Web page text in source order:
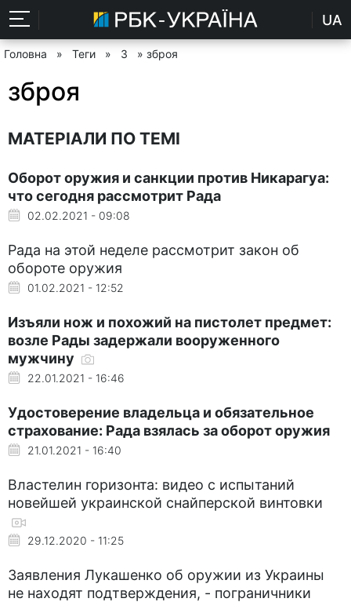
UA
Головна » Теги » З » зброя
зброя
МАТЕРІАЛИ ПО ТЕМІ
Оборот оружия и санкции против Никарагуа:
что сегодня рассмотрит Рада
02.02.2021 - 09:08
Рада на этой неделе рассмотрит закон об
обороте оружия
01.02.2021 - 12:52
Изъяли нож и похожий на пистолет предмет:
возле Рады задержали вооруженного
мужчину
22.01.2021 - 16:46
Удостоверение владельца и обязательное
страхование: Рада взялась за оборот оружия
21.01.2021 - 16:40
Властелин горизонта: видео с испытаний
новейшей украинской снайперской винтовки
29.12.2020 - 11:25
Заявления Лукашенко об оружии из Украины
не находят подтверждения, - пограничники